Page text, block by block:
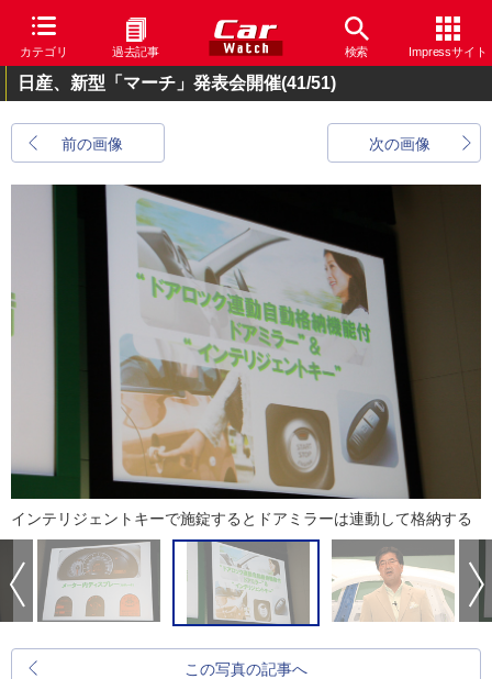
カテゴリ 過去記事 検索 Impressサイト
日産、新型「マーチ」発表会開催(41/51)
前の画像 次の画像
インテリジェントキーで施錠するとドアミラーは連動して格納する
この写真の記事へ